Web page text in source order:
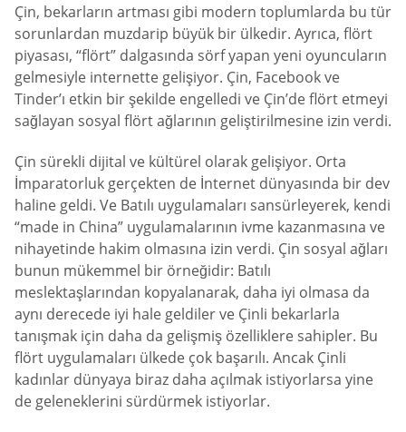
Çin, bekarların artması gibi modern toplumlarda bu tür
sorunlardan muzdarip büyük bir ülkedir. Ayrıca, flört
piyasası, “flört” dalgasında sörf yapan yeni oyuncuların
gelmesiyle internette gelişiyor. Çin, Facebook ve
Tinder’ı etkin bir şekilde engelledi ve Çin’de flört etmeyi
sağlayan sosyal flört ağlarının geliştirilmesine izin verdi.
Çin sürekli dijital ve kültürel olarak gelişiyor. Orta
İmparatorluk gerçekten de İnternet dünyasında bir dev
haline geldi. Ve Batılı uygulamaları sansürleyerek, kendi
“made in China” uygulamalarının ivme kazanmasına ve
nihayetinde hakim olmasına izin verdi. Çin sosyal ağları
bunun mükemmel bir örneğidir: Batılı
meslektaşlarından kopyalanarak, daha iyi olmasa da
aynı derecede iyi hale geldiler ve Çinli bekarlarla
tanışmak için daha da gelişmiş özelliklere sahipler. Bu
flört uygulamaları ülkede çok başarılı. Ancak Çinli
kadınlar dünyaya biraz daha açılmak istiyorlarsa yine
de geleneklerini sürdürmek istiyorlar.